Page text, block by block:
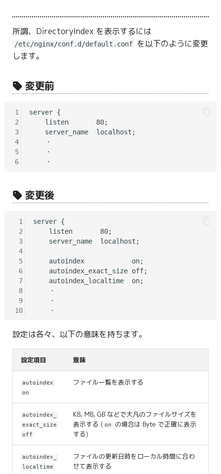
所謂、DirectoryIndex を表示するには
/etc/nginx/conf.d/default.conf
を以下のように変更
します。
変更前
1
2
3
4
5
6
server {
    listen       80;
    server_name  localhost;
    ・
    ・
変更後
1
2
3
4
5
6
7
8
9
10
server {
    listen       80;
    server_name  localhost;
    autoindex            on;
    autoindex_exact_size off;
    autoindex_localtime  on;
    ・
    ・
設定は各々、以下の意味を持ちます。
設定項目 意味
autoindex
on
ファイル一覧を表示する
autoindex_
exact_size
off
KB, MB, GB などで大凡のファイルサイズを
表示する ( on
の場合は Byte で正確に表示
する)
autoindex_
localtime
ファイルの更新日時をローカル時間に合わ
せて表示する